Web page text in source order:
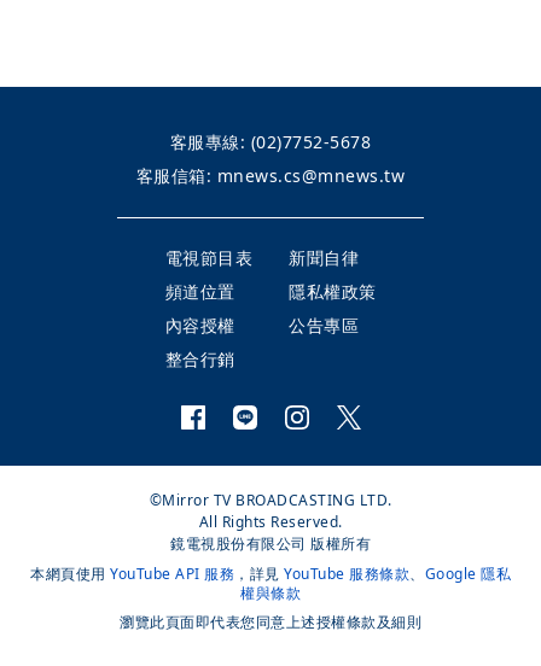
客服專線: (02)7752-5678
客服信箱: mnews.cs@mnews.tw
電視節目表
新聞自律
頻道位置
隱私權政策
內容授權
公告專區
整合行銷
©Mirror TV BROADCASTING LTD.
All Rights Reserved.
鏡電視股份有限公司 版權所有
本網頁使用 YouTube API 服務 ，詳見 YouTube 服務條款、 Google 隱私
權與條款
瀏覽此頁面即代表您同意上述授權條款及細則